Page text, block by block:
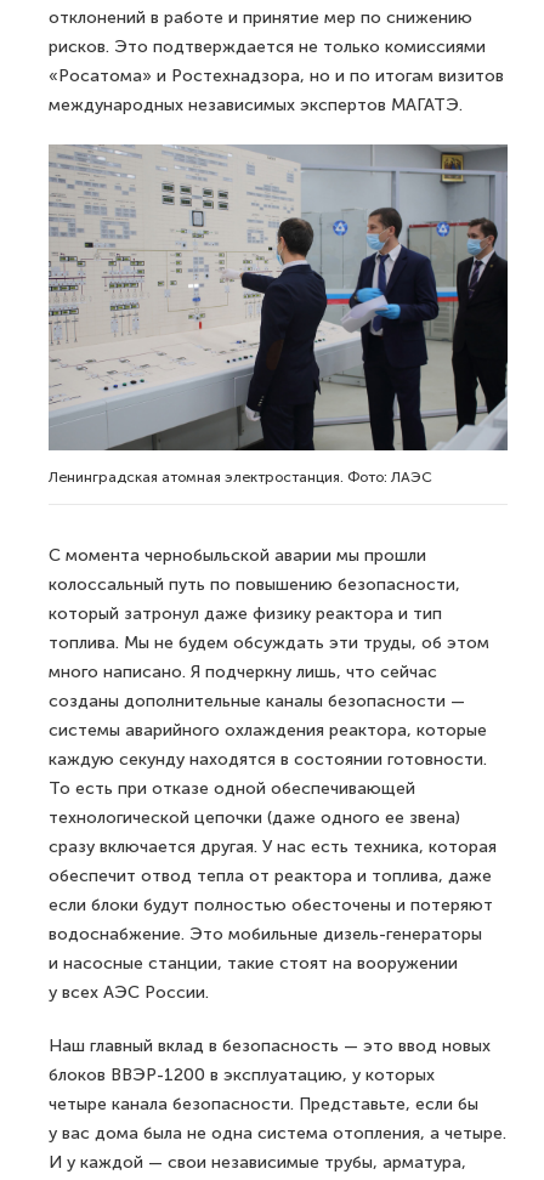
отклонений в работе и принятие мер по снижению
рисков. Это подтверждается не только комиссиями
«Росатома» и Ростехнадзора, но и по итогам визитов
международных независимых экспертов МАГАТЭ.
Ленинградская атомная электростанция. Фото: ЛАЭС
С момента чернобыльской аварии мы прошли
колоссальный путь по повышению безопасности,
который затронул даже физику реактора и тип
топлива. Мы не будем обсуждать эти труды, об этом
много написано. Я подчеркну лишь, что сейчас
созданы дополнительные каналы безопасности —
системы аварийного охлаждения реактора, которые
каждую секунду находятся в состоянии готовности.
То есть при отказе одной обеспечивающей
технологической цепочки (даже одного ее звена)
сразу включается другая. У нас есть техника, которая
обеспечит отвод тепла от реактора и топлива, даже
если блоки будут полностью обесточены и потеряют
водоснабжение. Это мобильные дизель-генераторы
и насосные станции, такие стоят на вооружении
у всех АЭС России.
Наш главный вклад в безопасность — это ввод новых
блоков ВВЭР-1200 в эксплуатацию, у которых
четыре канала безопас­ности. Представьте, если бы
у вас дома была не одна система отопления, а четыре.
И у каждой — свои независимые трубы, арматура,